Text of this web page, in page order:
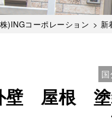
)INGコーポレーション > 新
壁 屋根